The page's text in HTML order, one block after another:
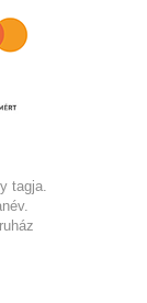
tagja.